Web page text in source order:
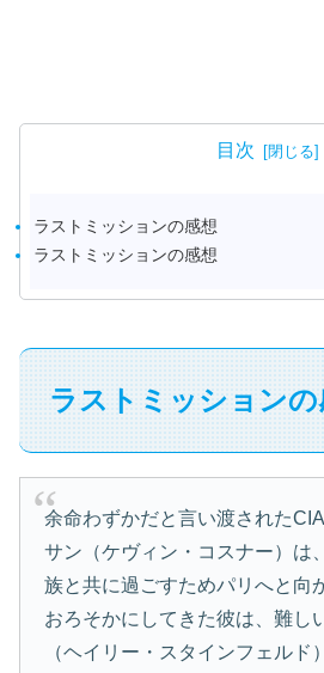
目次
ラストミッションの感想
ラストミッションの感想
ラストミッションの
余命わずかだと言い渡された
サン（ケヴィン・コスナー）は
族と共に過ごすためパリへと向
おろそかにしてきた彼は、難し
（ヘイリー・スタインフェルド